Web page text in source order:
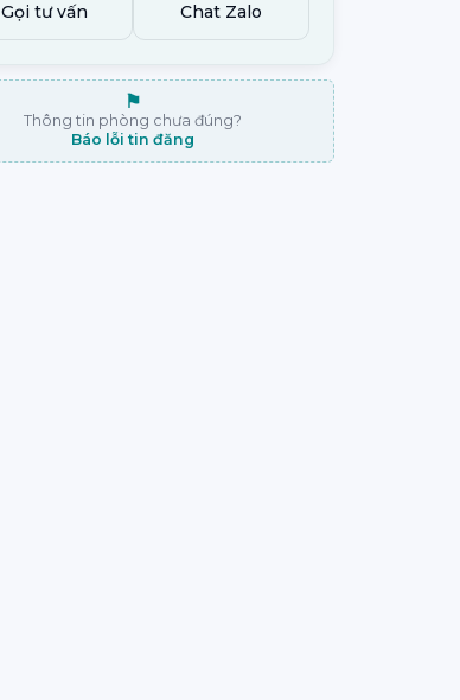
Gọi tư vấn Chat Zalo
⚑
Thông tin phòng chưa đúng?
Báo lỗi tin đăng